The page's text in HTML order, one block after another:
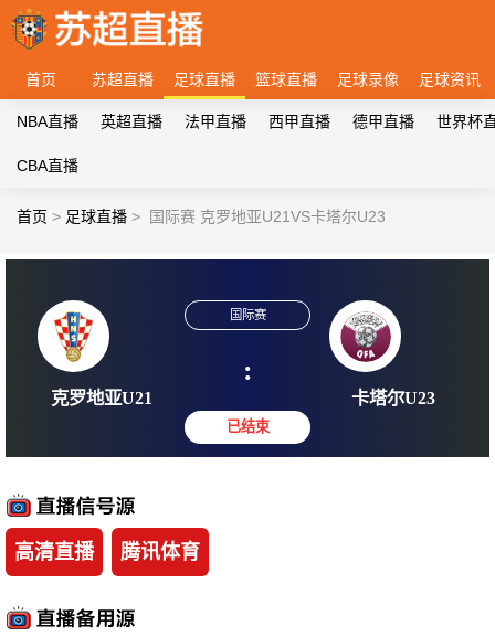
首页 苏超直播 足球直播 篮球直播 足球录像 足球资讯
NBA直播 英超直播 法甲直播 西甲直播 德甲直播 世界杯
CBA直播
首页 > 足球直播 > 国际赛 克罗地亚U21VS卡塔尔U23
:
高清直播 腾讯体育